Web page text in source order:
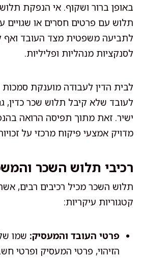
באופן ברור ושקוף. אי הנפקת
תלוש עם פרטים חסרים או שגויים
לתביעה משפטית מצד העובד
לסנקציות מנהליות ופליליות.
לבית הדין לעבודה מוענקת סמכות
לעובד שלא קיבל תלוש שכר כדין,
ישיר. זאת מתוך תפיסה הרואה
מדויק אמצעי פיקוח מרכזי על
רכיבי תלוש השכר
תלוש השכר מכיל רכיבים רבים,
קטגוריות עיקריות:
פרטי העובד והמעסיק: שמו
הזיהוי, פרטי המעסיק ופרטי